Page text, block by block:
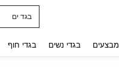
בגד ים
מבצעים בגדי נשים בגדי חוף